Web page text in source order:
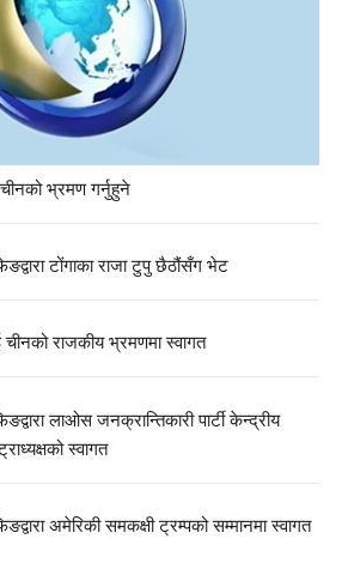
भ्रमण गर्नुहुने
टोंगाका राजा टुपु छैठौंसँग भेट
चीनको राजकीय भ्रमणमा स्वागत
लाओस जनक्रान्तिकारी पार्टी केन्द्रीय
स्वागत
अमेरिकी समकक्षी ट्रम्पको सम्मानमा स्वागत